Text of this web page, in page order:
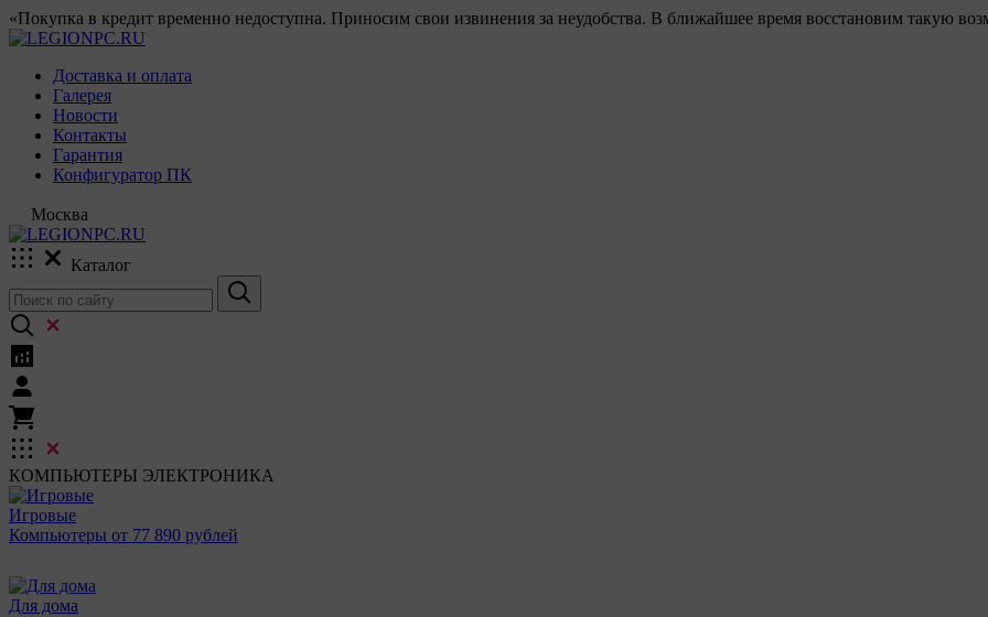
«Покупка в кредит временно недоступна. Приносим свои извинения за неудобства. В ближайшее время восстановим такую
Доставка и оплата
Галерея
Новости
Контакты
Гарантия
Конфигуратор ПК
Москва
Каталог
КОМПЬЮТЕРЫ ЭЛЕКТРОНИКА
Игровые
Компьютеры от 77 890 рублей
Для дома